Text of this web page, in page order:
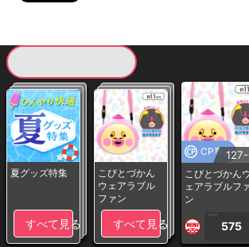
夏グッズ特集
すべて見る
こびとづかん
ウェアラブル
ファン
すべて見る
CP専用
こびとづかん
ェアラブルフ
ン
1PLAY
575